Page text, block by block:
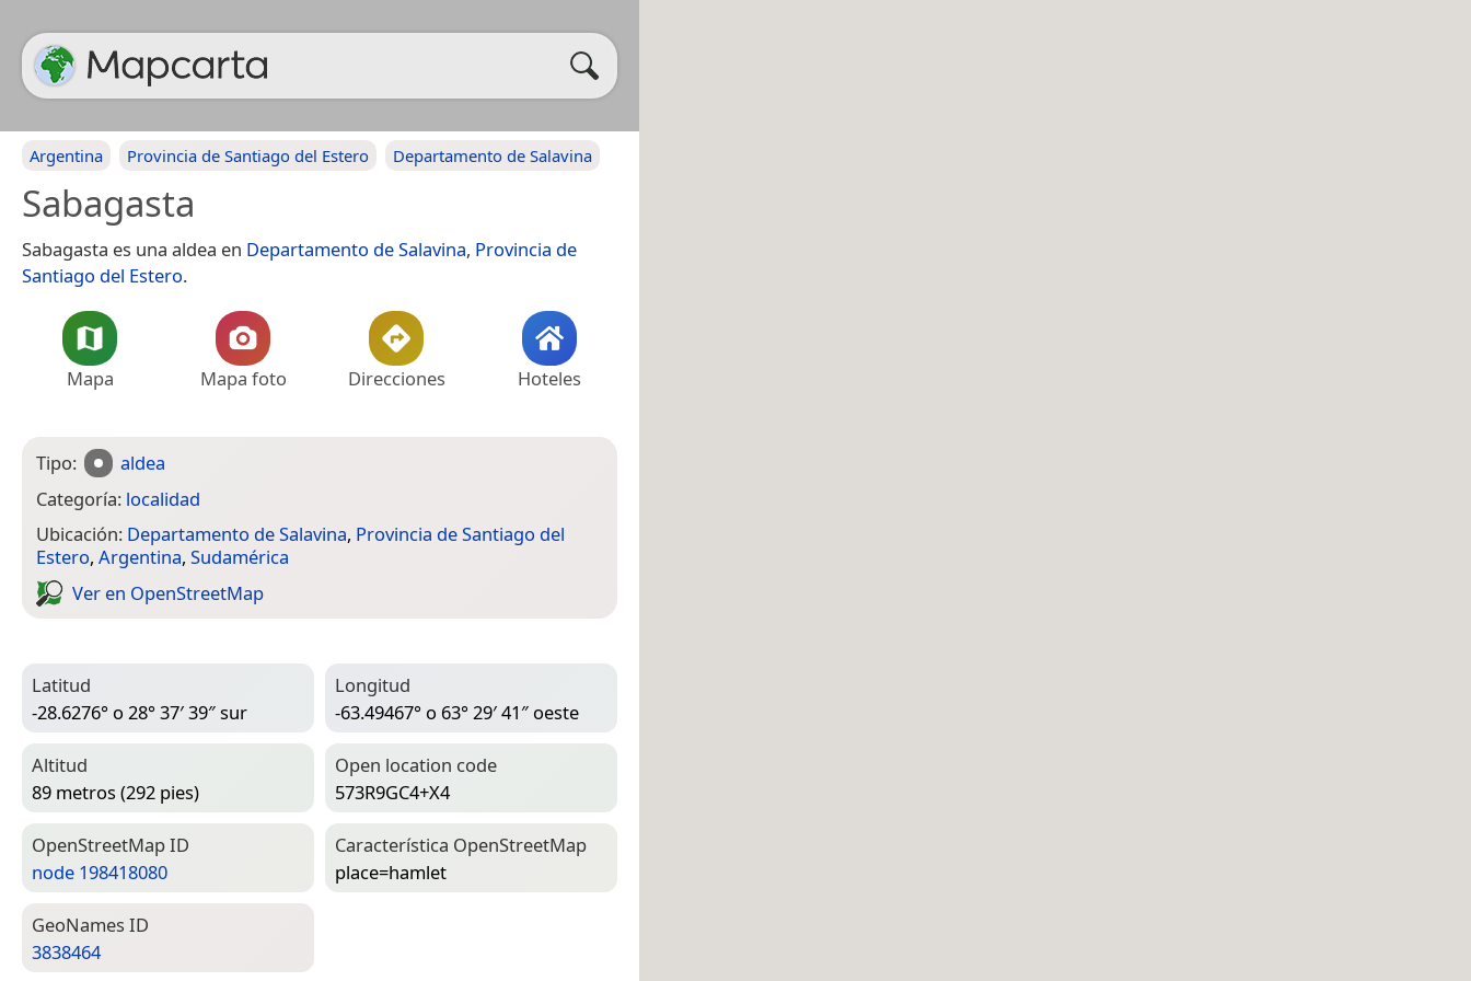
Argentina Provincia de Santiago del Estero Departamento de Salavina
Sabagasta
Sabagasta es una aldea en Departamento de Salavina, Provincia de
Santiago del Estero.
Mapa Mapa foto Direcciones Hoteles
Tipo:
aldea
Categoría: localidad
Ubicación: Departamento de Salavina, Provincia de Santiago del
Estero, Argentina, Sudamérica
Ver en Open­Street­Map
Latitud
-28.6276° o 28° 37′ 39″ sur
Longitud
-63.49467° o 63° 29′ 41″ oeste
Altitud
89 metros (292 pies)
Open location code
573R9GC4+X4
Open­Street­Map ID
node 198418080
Característica Open­Street­Map
place=­hamlet
Geo­Names ID
3838464